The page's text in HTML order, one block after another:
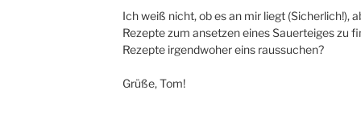
Ich weiß nicht, ob es an mir liegt (Sicherlich!),
Rezepte zum ansetzen eines Sauerteiges zu
Rezepte irgendwoher eins raussuchen?
Grüße, Tom!